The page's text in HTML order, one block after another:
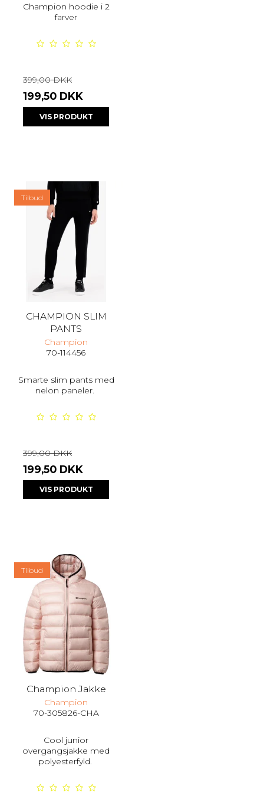
Champion hoodie i 2
farver
399,00 DKK
199,50 DKK
VIS PRODUKT
Tilbud
CHAMPION SLIM
PANTS
Champion
70-114456
Smarte slim pants med
nelon paneler.
399,00 DKK
199,50 DKK
VIS PRODUKT
Tilbud
Champion Jakke
Champion
70-305826-CHA
Cool junior
overgangsjakke med
polyesterfyld.